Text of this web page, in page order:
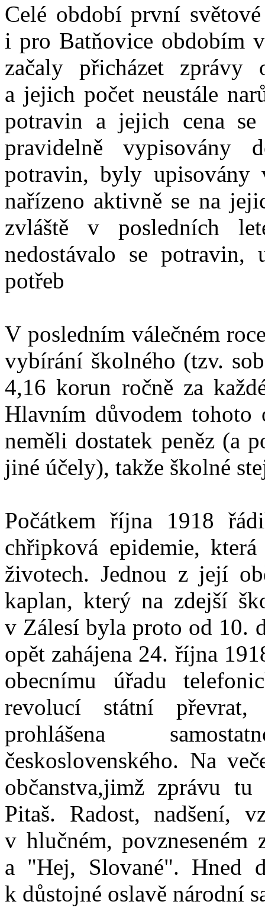
Celé období první
i pro Batňovice obdobím
začaly přicházet
a jejich počet neustále
potravin a jejich cena
pravidelně
potravin, byly upisovány
nařízeno aktivně se na
zvláště v posledních
nedostávalo se
potřeb
V posledním válečném
vybírání školného (tzv.
4,16 korun ročně za
Hlavním důvodem tohoto
neměli dostatek peněz (a
jiné účely), takže školné
Počátkem října 1918
chřipková epidemie,
životech. Jednou z její
kaplan, který na zdejší
v Zálesí byla proto od 10.
opět zahájena 24. října
obecnímu úřadu
revolucí státní
prohlášena
československého. Na
občanstva,jimž zprávu
Pitaš. Radost, nadšení,
v hlučném,
a "Hej, Slované". Hned
k důstojné oslavě národní